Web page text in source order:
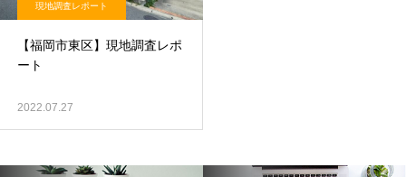
現地調査レポート
【福岡市東区】現地調査レポ
ート
2022.07.27